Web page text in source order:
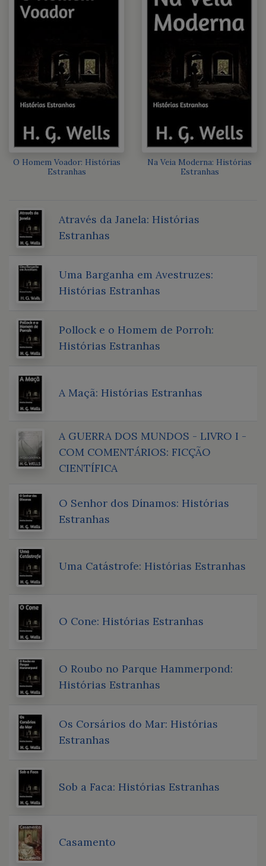
O Homem Voador: Histórias
Estranhas
Na Veia Moderna: Histórias
Estranhas
Através da Janela: Histórias
Estranhas
Uma Barganha em Avestruzes:
Histórias Estranhas
Pollock e o Homem de Porroh:
Histórias Estranhas
A Maçã: Histórias Estranhas
A GUERRA DOS MUNDOS - LIVRO I -
COM COMENTÁRIOS: FICÇÃO
CIENTÍFICA
O Senhor dos Dínamos: Histórias
Estranhas
Uma Catástrofe: Histórias Estranhas
O Cone: Histórias Estranhas
O Roubo no Parque Hammerpond:
Histórias Estranhas
Os Corsários do Mar: Histórias
Estranhas
Sob a Faca: Histórias Estranhas
Casamento